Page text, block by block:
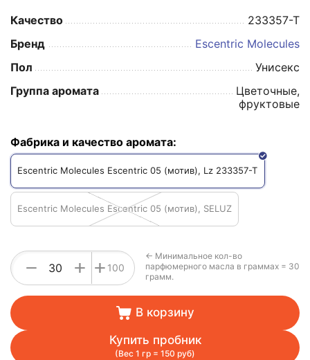
Качество
233357-T
Бренд
Escentric Molecules
Пол
Унисекс
Группа аромата
Цветочные,
фруктовые
Фабрика и качество аромата:
Escentric Molecules Escentric 05 (мотив), Lz 233357-T
Escentric Molecules Escentric 05 (мотив), SELUZ
+ 100
+
−
← Минимальное кол-во
парфюмерного масла в граммах = 30
грамм.
В корзину
Купить пробник
(Вес 1 гр = 150 руб)